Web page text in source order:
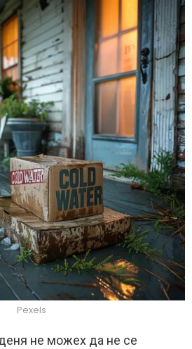
Pexels
не можех да не се